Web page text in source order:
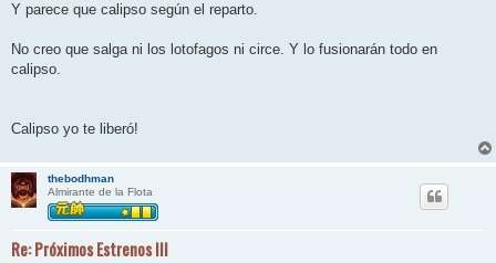
Y parece que calipso según el reparto.
No creo que salga ni los lotofagos ni circe. Y lo fusionarán todo en
calipso.
Calipso yo te liberó!
thebodhman
Almirante de la Flota
Re: Próximos Estrenos III